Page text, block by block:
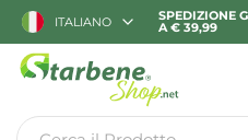
ITALIANO SPEDIZIONE
A € 39,99